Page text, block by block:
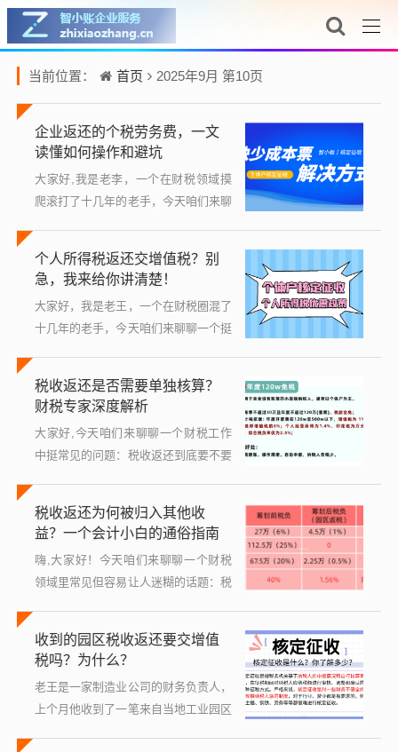
当前位置： 首页 2025年9月 第10页
企业返还的个税劳务费，一文
读懂如何操作和避坑
大家好,我是老李，一个在财税领域摸
爬滚打了十几年的老手，今天咱们来聊
白了，就是企业帮员工或劳务者代扣了
个人所得...
个人所得税返还交增值税？别
急，我来给你讲清楚！
大家好，我是老王，一个在财税圈混了
十几年的老手，今天咱们来聊聊一个挺
过个人所得税退税，就是国家把你多交
的税退...
税收返还是否需要单独核算？
财税专家深度解析
大家好,今天咱们来聊聊一个财税工作
中挺常见的问题：税收返还到底要不要
清楚，咱们先从基础概念说起，然后一
步步深...
税收返还为何被归入其他收
益？一个会计小白的通俗指南
嗨,大家好！今天咱们来聊聊一个财税
领域里常见但容易让人迷糊的话题：税
解，可能会觉得这事儿挺绕的，别担
心，我会...
收到的园区税收返还要交增值
税吗？为什么？
老王是一家制造业公司的财务负责人，
上个月他收到了一笔来自当地工业园区